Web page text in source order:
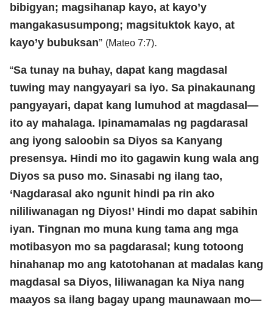
bibigyan; magsihanap kayo, at kayo’y
mangakasusumpong; magsituktok kayo, at
kayo’y bubuksan” (Mateo 7:7).
“Sa tunay na buhay, dapat kang magdasal
tuwing may nangyayari sa iyo. Sa pinakaunang
pangyayari, dapat kang lumuhod at magdasal—
ito ay mahalaga. Ipinamamalas ng pagdarasal
ang iyong saloobin sa Diyos sa Kanyang
presensya. Hindi mo ito gagawin kung wala ang
Diyos sa puso mo. Sinasabi ng ilang tao,
‘Nagdarasal ako ngunit hindi pa rin ako
nililiwanagan ng Diyos!’ Hindi mo dapat sabihin
iyan. Tingnan mo muna kung tama ang mga
motibasyon mo sa pagdarasal; kung totoong
hinahanap mo ang katotohanan at madalas kang
magdasal sa Diyos, liliwanagan ka Niya nang
maayos sa ilang bagay upang maunawaan mo—